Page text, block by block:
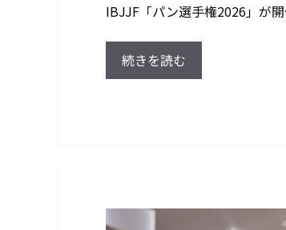
IBJJF「パン選手権2026」が
続きを読む